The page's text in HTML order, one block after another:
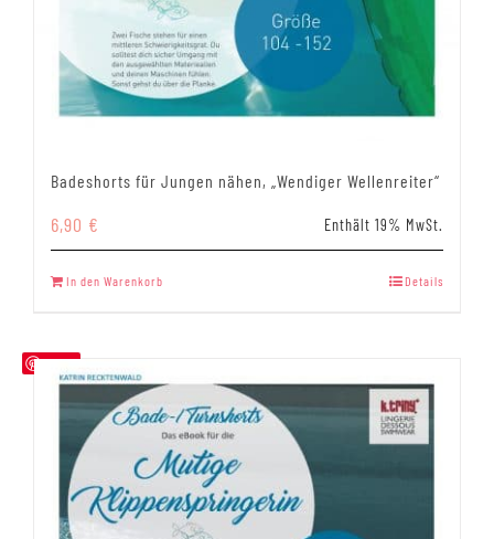
Badeshorts für Jungen nähen, „Wendiger Wellenreiter“
6,90 € Enthält 19% MwSt.
In den Warenkorb Details
Save